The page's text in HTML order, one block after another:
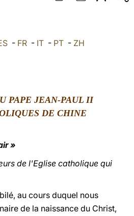
中文
- FR- IT- PT- ZH
PAPE JEAN-PAUL II
DE CHINE
»
de l'Eglise catholique qui
au cours duquel nous
de la naissance du Christ,